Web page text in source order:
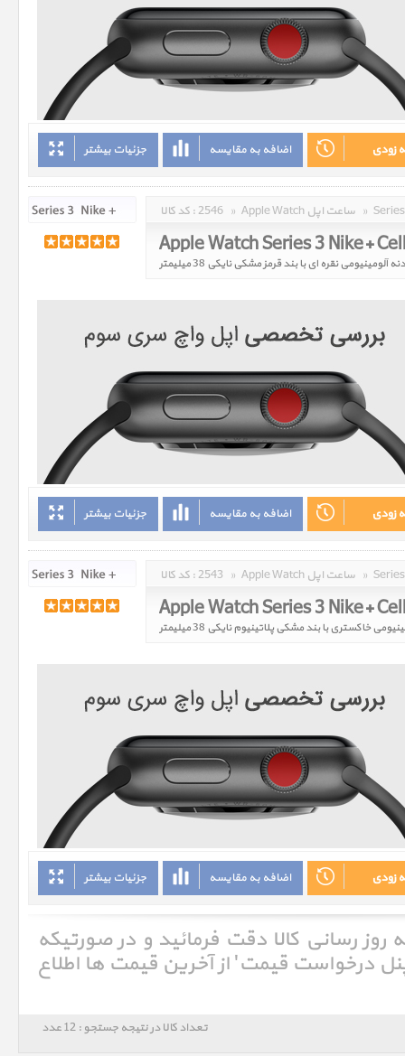
جزئیات بیشتر اضافه به مقایسه زودی
کد کالا : 2546 » Apple Watch ساعت اپل »
جزئیات بیشتر اضافه به مقایسه زودی
کد کالا : 2543 » Apple Watch ساعت اپل »
جزئیات بیشتر اضافه به مقایسه زودی
روز رسانی کالا دقت فرمائید و در صورتیکه
درخواست قیمت' از آخرین قیمت ها اطلاع
تعداد کالا در نتیجه جستجو : 12 عدد